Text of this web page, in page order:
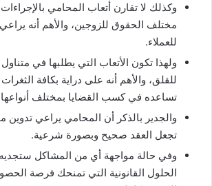
وكذلك لا تقارن أتعاب المحامي
مختلف الحقوق للزوجين، والأهم أنه
للعملاء.
ولهذا تكون الأتعاب التي يطلبها في
للقلق، والأهم أنه على دراية بكافة الثغرات
تساعده في كسب القضايا بمختلف
والجدير بالذكر أن المحامي يراعي تدوين
تجعل العقد صحيح وبصورة شرعية.
وفي حالة مواجهة أي من المشاكل ستجديه
الحلول القانونية التي تمنحك فرصة